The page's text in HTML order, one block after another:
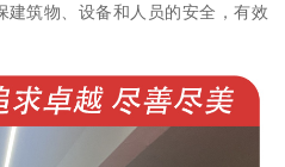
建筑物、设备和人员的安全，有效